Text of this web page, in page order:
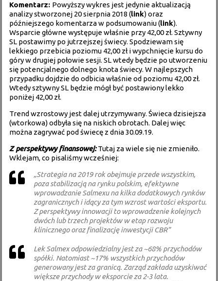
Komentarz: Powyższy wykres jest jedynie aktualizacją
analizy stworzonej 20 sierpnia 2018 (link) oraz
późniejszego komentarza w podsumowaniu (link).
Wsparcie główne występuje właśnie przy 42,00 zł. Sztywny
SL postawimy po jutrzejszej świecy. Spodziewam się
lekkiego przebicia poziomu 42,00 zł i wypchnięcie kursu do
góry w drugiej połowie sesji. SL wtedy będzie po utworzeniu
się potencjalnego dolnego knota świecy. W najlepszych
przypadku dojdzie do odbicia właśnie od poziomu 42,00 zł.
Wtedy sztywny SL będzie mógł być postawiony lekko
poniżej 42,00 zł.
Trend wzrostowy jest dalej utrzymywany. Świeca dzisiejsza
(wtorkowa) odbyła się na niskich obrotach. Dalej więc
można zagrywać pod świecę z dnia 30.09.19.
Z perspektywy finansowej:Tutaj za wiele się nie zmieniło.
Wklejam, co pisaliśmy wcześniej:
„Strategia na 2019 rok obejmuje przede wszystkim,
poza stabilizacją na rynku polskim, efektywne
wprowadzanie Salmexu na kilka dodatkowych rynków
zagranicznych i idący za tym wzrost wartości eksportu.
Z perspektywy innowacji to wprowadzenie kolejnych
dwóch lub trzech projektów w etap rozwoju
klinicznego oraz finalizację inwestycji CBR”
Lek Salmex odpowiedzialny jest za ~68% przychodów
spółki. Natomiast ~17% wszystkich przychodów
generowany jest za granicą. Zarząd zakłada uzyskiwać
większe przychody w eksporcie za 2-3 lata.